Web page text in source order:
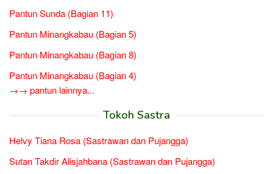
Pantun Sunda (Bagian 11)
Pantun Minangkabau (Bagian 5)
Pantun Minangkabau (Bagian 8)
Pantun Minangkabau (Bagian 4)
→→ pantun lainnya...
Tokoh Sastra
Helvy Tiana Rosa (Sastrawan dan Pujangga)
Sutan Takdir Alisjahbana (Sastrawan dan Pujangga)